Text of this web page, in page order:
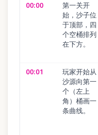
00:00
第一关开
始，沙子位
于顶部，四
个空桶排列
在下方。
00:01
玩家开始从
沙源向第一
个（左上
角）桶画一
条曲线。